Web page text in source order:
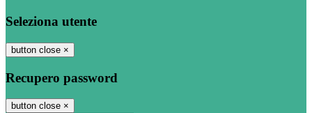
Seleziona utente
button close ×
Recupero password
button close ×